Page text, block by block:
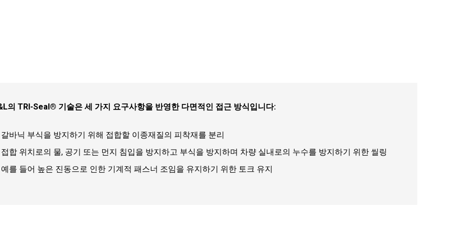
의TRI-Seal® 기술은 세 가지 요구사항을 반영한 다면적인 접근 방식입니다:
갈바닉 부식을 방지하기 위해 접합할 이종재질의 피착재를 분리
접합 위치로의 물, 공기 또는 먼지 침입을 방지하고 부식을 방지하며 차량 실내로의 누수를 방지하기 위한 씰링
예를 들어 높은 진동으로 인한 기계적 패스너 조임을 유지하기 위한 토크 유지